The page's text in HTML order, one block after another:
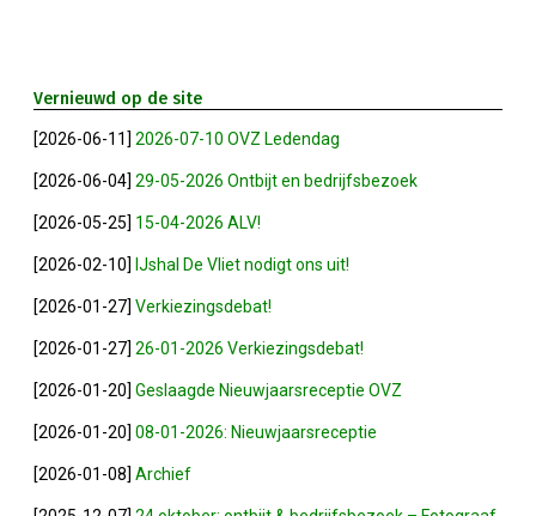
Ontbijt Bij De Buren In Leiderdorp!
Geslaagde Ledendag!
2024-05-15 Bestuursvergadering
Verslag Van ALV 2024
Nieuwjaarsreceptie In Sfeer
Prachtige (leden-)dag 2023
Mooi Bezoek Aan Mulder Shipyard
Vernieuwd op de site
[2026-06-11] 2026-07-10 OVZ Ledendag
[2026-06-04] 29-05-2026 Ontbijt en bedrijfsbezoek
[2026-05-25] 15-04-2026 ALV!
[2026-02-10] IJshal De Vliet nodigt ons uit!
[2026-01-27] Verkiezingsdebat!
[2026-01-27] 26-01-2026 Verkiezingsdebat!
[2026-01-20] Geslaagde Nieuwjaarsreceptie OVZ
[2026-01-20] 08-01-2026: Nieuwjaarsreceptie
[2026-01-08] Archief